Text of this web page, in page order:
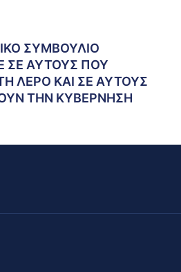
ΣΥΜΒΟΥΛΙΟ
ΣΕ ΑΥΤΟΥΣ ΠΟΥ
ΛΕΡΟ ΚΑΙ ΣΕ ΑΥΤΟΥΣ
ΤΗΝ ΚΥΒΕΡΝΗΣΗ